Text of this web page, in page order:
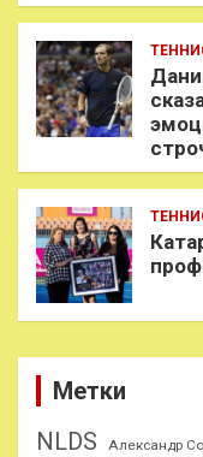
Метки
NLDS
Александр